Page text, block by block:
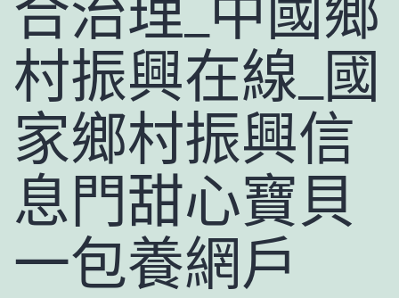
村振興在線_國
家鄉村振興信
息門甜心寶貝
一包養網戶